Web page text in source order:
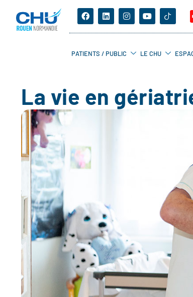
PATIENTS / PUBLIC LE CHU
La vie en